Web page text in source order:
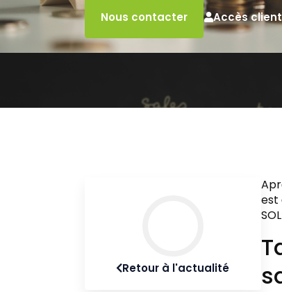
Nous contacter Accès client
Retour à l'actualité
est